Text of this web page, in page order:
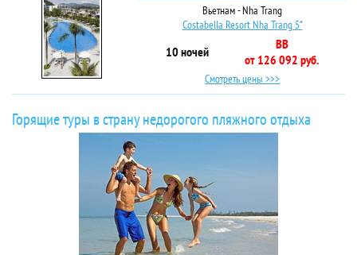
Вьетнам - Nha Trang
Costabella Resort Nha Trang 5*
10 ночей
BB
от 126 092 руб.
Смотреть цены >>>
Горящие туры в страну недорогого пляжного отдыха